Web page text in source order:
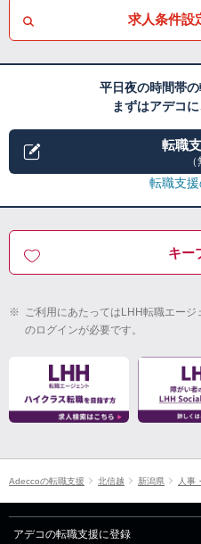
求人条件設
平日夜の時間帯
まずはアデコ
転職
転職支
キー
※ ご利用にあたってはLHH転職エー
のログインが必要です。
Adeccoの転職支援 北信越 新潟県 人事
アデコの転職支援に登録